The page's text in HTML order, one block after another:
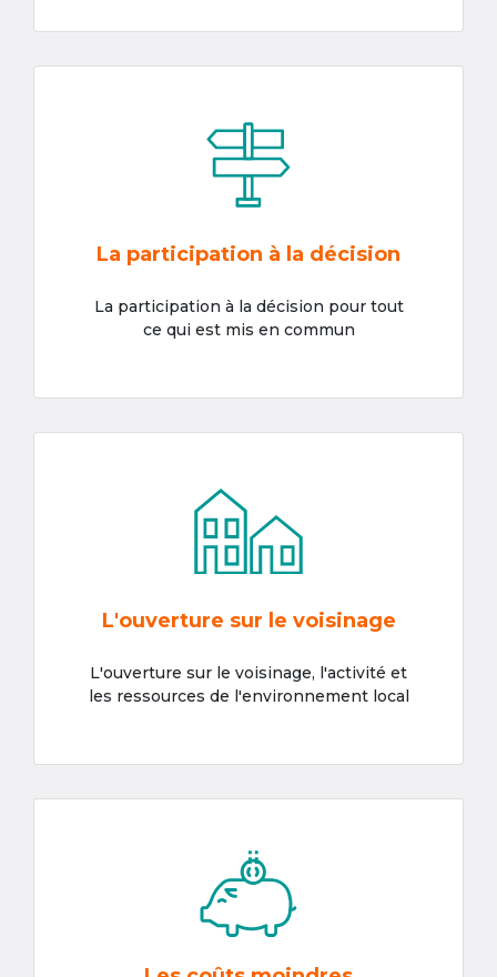
La participation à la décision
La participation à la décision pour tout
ce qui est mis en commun
L'ouverture sur le voisinage
L'ouverture sur le voisinage, l'activité et
les ressources de l'environnement local